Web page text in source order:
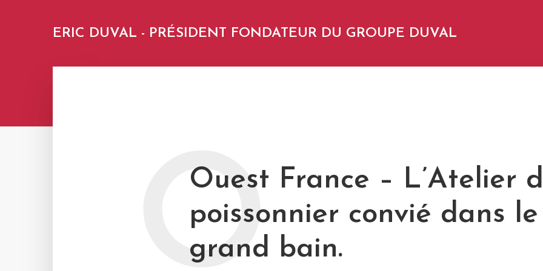
ERIC DUVAL - PRÉSIDENT FONDATEUR DU GROUPE DUVAL
Ouest France – L’Atelier
poissonnier convié dans le
grand bain.
O